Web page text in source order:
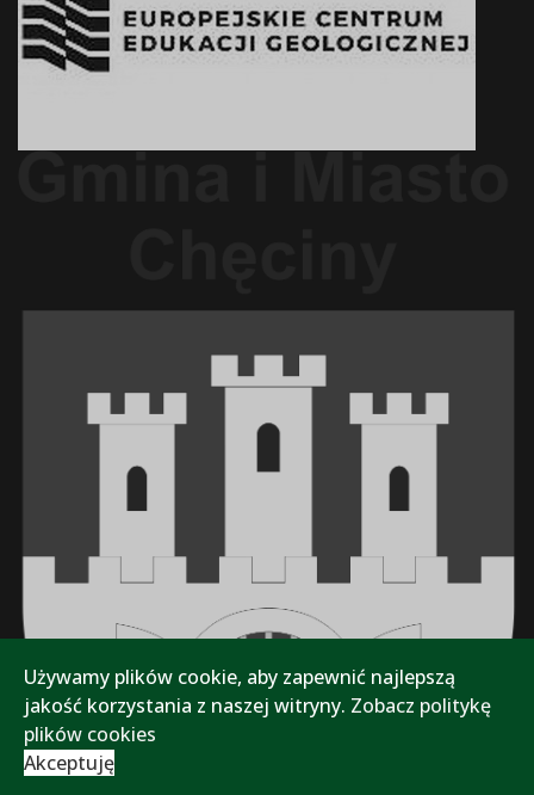
Używamy plików cookie, aby zapewnić najlepszą
jakość korzystania z naszej witryny. Zobacz politykę
plików cookies
Akceptuję